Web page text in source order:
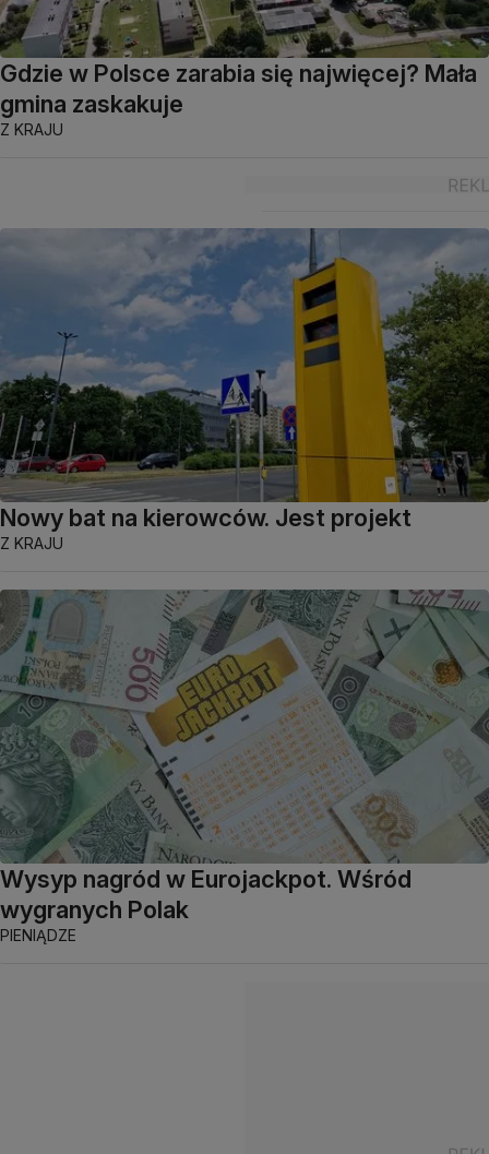
Gdzie w Polsce zarabia się najwięcej? Mała
gmina zaskakuje
Z KRAJU
Nowy bat na kierowców. Jest projekt
Z KRAJU
Wysyp nagród w Eurojackpot. Wśród
wygranych Polak
PIENIĄDZE